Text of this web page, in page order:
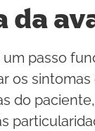
passo
os
do